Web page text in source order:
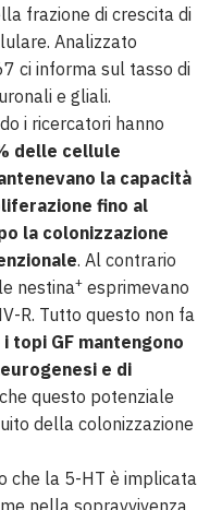
frazione di crescita di
Analizzato
ci informa sul tasso di
e gliali.
i ricercatori hanno
delle cellule
la capacità
fino al
la colonizzazione
. Al contrario
nestina+ esprimevano
R. Tutto questo non fa
i topi GF mantengono
e di
questo potenziale
della colonizzazione
che la 5-HT è implicata